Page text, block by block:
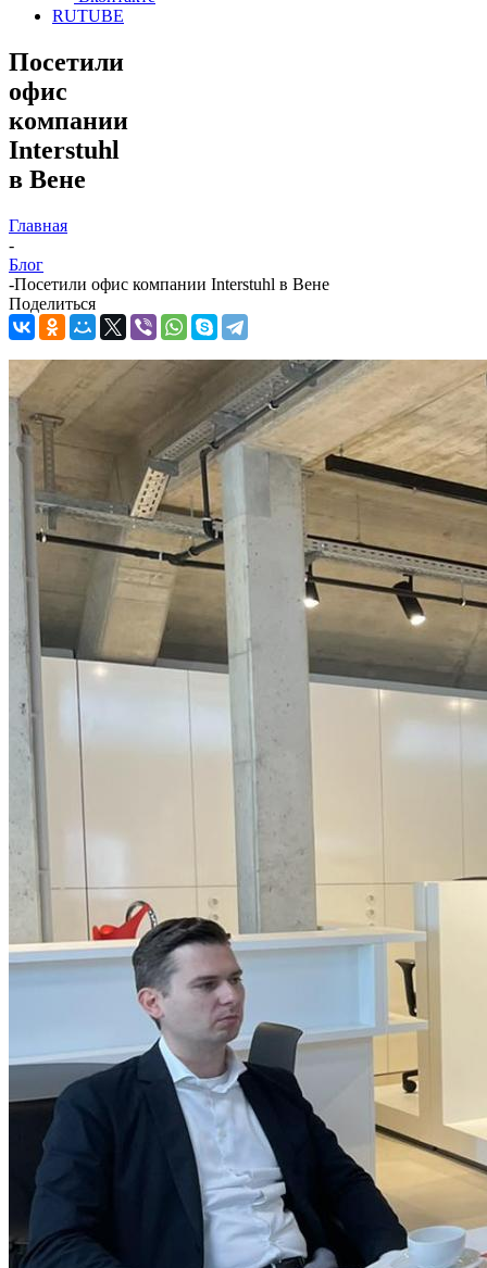
RUTUBE
Посетили
офис
компании
Interstuhl
в Вене
Главная
-
Блог
-Посетили офис компании Interstuhl в Вене
Поделиться